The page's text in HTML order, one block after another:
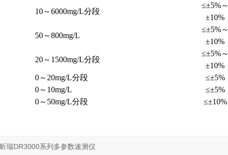
10～6000mg/L分段
≤±5%～
±10%
50～800mg/L
≤±5%～
±10%
20～1500mg/L分段
≤±5%～
±10%
0～20mg/L分段 ≤±5%
0～10mg/L ≤±5%
0～50mg/L分段 ≤±10%